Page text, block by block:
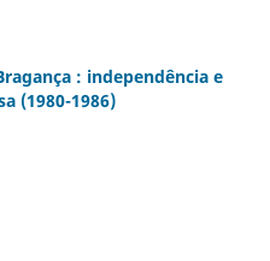
: independência e
(1980-1986)